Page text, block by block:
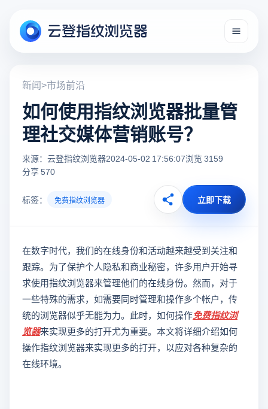
新闻>市场前沿
如何使用指纹浏览器批量管
理社交媒体营销账号？
来源：云登指纹浏览器2024-05-02 17:56:07浏览 3159
分享 570
标签： 免费指纹浏览器 立即下载
在数字时代，我们的在线身份和活动越来越受到关注和
跟踪。为了保护个人隐私和商业秘密，许多用户开始寻
求使用指纹浏览器来管理他们的在线身份。然而，对于
一些特殊的需求，如需要同时管理和操作多个帐户，传
统的浏览器似乎无能为力。此时，如何操作免费指纹浏
览器来实现更多的打开尤为重要。本文将详细介绍如何
操作指纹浏览器来实现更多的打开，以应对各种复杂的
在线环境。